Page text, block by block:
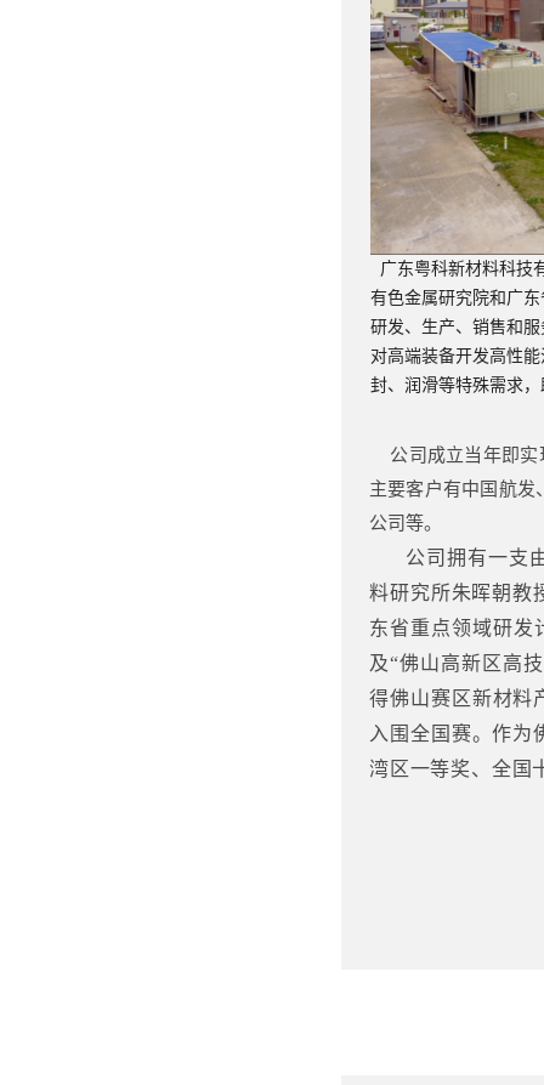
广东粤科新材料科技
有色金属研究院和广
研发、生产、销售和
对高端装备开发高性
封、润滑等特殊需求
公司成立当年即实
主要客户有中国航发
公司等。
公司拥有一支由
料研究所朱晖朝教
东省重点领域研发
及“佛山高新区高
得佛山赛区新材料
入围全国赛。作为
湾区一等奖、全国